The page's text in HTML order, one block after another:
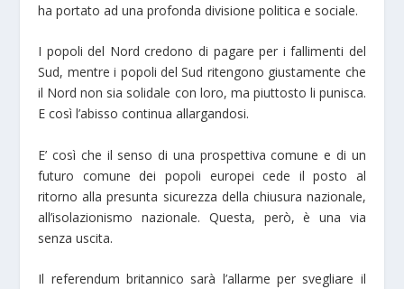
ha portato ad una profonda divisione politica e sociale.
I popoli del Nord credono di pagare per i fallimenti del
Sud, mentre i popoli del Sud ritengono giustamente che
il Nord non sia solidale con loro, ma piuttosto li punisca.
E così l’abisso continua allargandosi.
E’ così che il senso di una prospettiva comune e di un
futuro comune dei popoli europei cede il posto al
ritorno alla presunta sicurezza della chiusura nazionale,
all’isolazionismo nazionale. Questa, però, è una via
senza uscita.
Il referendum britannico sarà l’allarme per svegliare il